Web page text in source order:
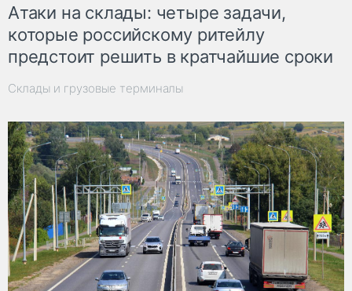
Атаки на склады: четыре задачи,
которые российскому ритейлу
предстоит решить в кратчайшие сроки
Склады и грузовые терминалы